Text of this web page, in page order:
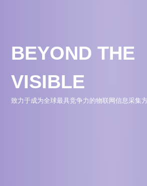
BEYOND THE
VISIBLE
致力于成为全球最具竞争力的物联网信息采集